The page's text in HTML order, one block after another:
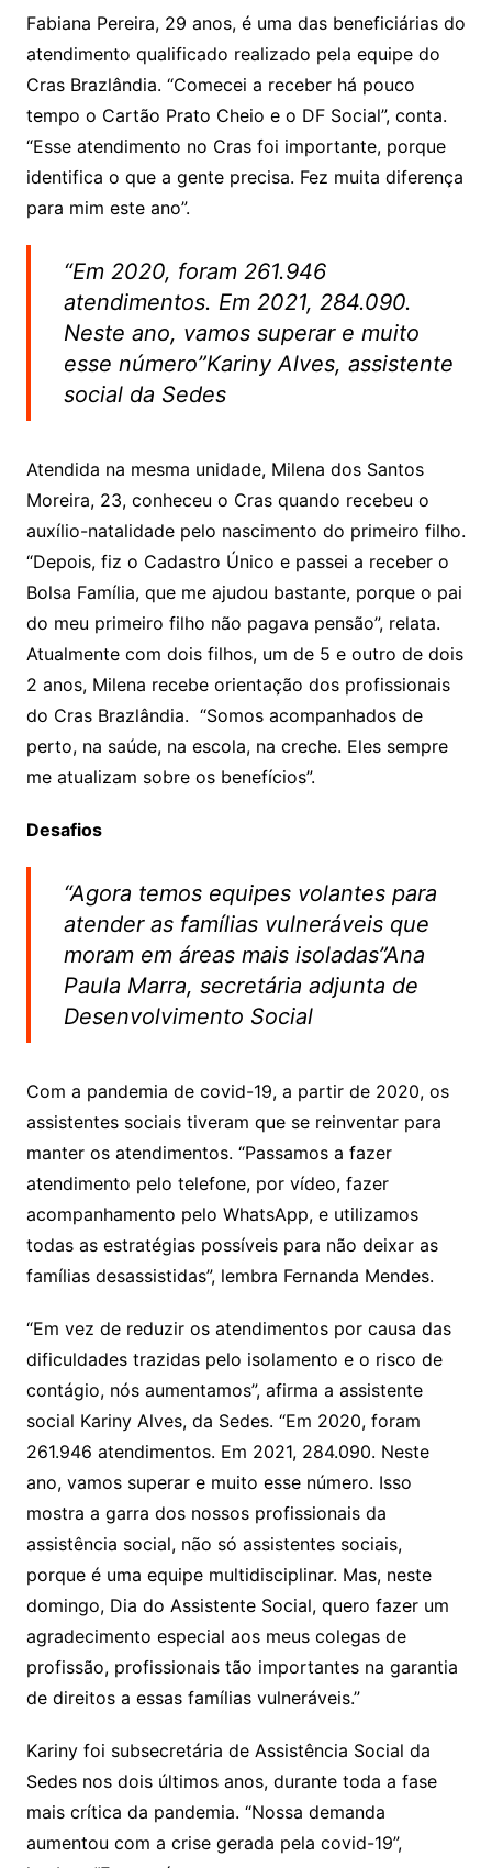
Fabiana Pereira, 29 anos, é uma das beneficiárias do
atendimento qualificado realizado pela equipe do
Cras Brazlândia. “Comecei a receber há pouco
tempo o Cartão Prato Cheio e o DF Social”, conta.
“Esse atendimento no Cras foi importante, porque
identifica o que a gente precisa. Fez muita diferença
para mim este ano”.
“Em 2020, foram 261.946
atendimentos. Em 2021, 284.090.
Neste ano, vamos superar e muito
esse número”Kariny Alves, assistente
social da Sedes
Atendida na mesma unidade, Milena dos Santos
Moreira, 23, conheceu o Cras quando recebeu o
auxílio-natalidade pelo nascimento do primeiro filho.
“Depois, fiz o Cadastro Único e passei a receber o
Bolsa Família, que me ajudou bastante, porque o pai
do meu primeiro filho não pagava pensão”, relata.
Atualmente com dois filhos, um de 5 e outro de dois
2 anos, Milena recebe orientação dos profissionais
do Cras Brazlândia. “Somos acompanhados de
perto, na saúde, na escola, na creche. Eles sempre
me atualizam sobre os benefícios”.
Desafios
“Agora temos equipes volantes para
atender as famílias vulneráveis que
moram em áreas mais isoladas”Ana
Paula Marra, secretária adjunta de
Desenvolvimento Social
Com a pandemia de covid-19, a partir de 2020, os
assistentes sociais tiveram que se reinventar para
manter os atendimentos. “Passamos a fazer
atendimento pelo telefone, por vídeo, fazer
acompanhamento pelo WhatsApp, e utilizamos
todas as estratégias possíveis para não deixar as
famílias desassistidas”, lembra Fernanda Mendes.
“Em vez de reduzir os atendimentos por causa das
dificuldades trazidas pelo isolamento e o risco de
contágio, nós aumentamos”, afirma a assistente
social Kariny Alves, da Sedes. “Em 2020, foram
261.946 atendimentos. Em 2021, 284.090. Neste
ano, vamos superar e muito esse número. Isso
mostra a garra dos nossos profissionais da
assistência social, não só assistentes sociais,
porque é uma equipe multidisciplinar. Mas, neste
domingo, Dia do Assistente Social, quero fazer um
agradecimento especial aos meus colegas de
profissão, profissionais tão importantes na garantia
de direitos a essas famílias vulneráveis.”
Kariny foi subsecretária de Assistência Social da
Sedes nos dois últimos anos, durante toda a fase
mais crítica da pandemia. “Nossa demanda
aumentou com a crise gerada pela covid-19”,